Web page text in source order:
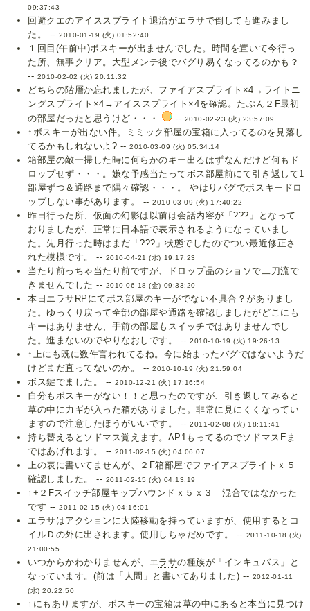
09:37:43
回避クエのアイススプライト退治がエ ラサで倒しても進みまし
た。 --2010-01-19 (火) 01:52:40
１回目(午前中)ボスキーが出ませんでした。時間を置いて今行っ
た所、無事クリア。大型メンテ後でバグり易くなってるのかも？
-- 2010-02-02 (火) 20:11:32
どちらの階層か忘れましたが、ファイアスプライト×4→ライトニ
ングスプライト×4→アイススプライト×4を確認。たぶん２F最初
の部屋だったと思うけど・・・
-- 2010-02-23 (火) 23:57:09
↑ボスキーが出ない件。ミミック部屋の宝箱に入ってるのを見落し
てるかもしれないよ? --2010-03-09 (火) 05:34:14
箱部屋の敵一掃した時に何らかのキー出るはずなんだけど何もド
ロップせず・・・。嫌な予感当たってボス部屋前にて引き返して1
部屋ずつ＆通路まで隅々確認・・・。 やはりバグでボスキードロ
ップしない事があります。 --2010-03-09 (火) 17:40:22
昨日行った所、仮面の幻影は以前は会話内容が「???」となって
おりましたが、正常に日本語で表示されるようになっていまし
た。先月行った時はまだ「???」状態でしたのでつい最近修正さ
れた模様です。 -- 2010-04-21 (水) 19:17:23
当たり前っちゃ当たり前ですが、ドロップ品のショソで二刀流で
きませんでした -- 2010-06-18 (金) 09:33:20
本日エ ラサ RPにてボス部屋のキーがでない不具合？がありまし
た。ゆっくり戻って全部の部屋や通路を確認しましたがどこにも
キーはありません、手前の部屋もスイッチではありませんでし
た。進まないのでやりなおしです。 --2010-10-19 (火) 19:26:13
↑上にも既に数件言われてるね。今に始まったバグではないようだ
けどまだ直ってないのか。 --2010-10-19 (火) 21:59:04
ボス鍵でました。 --2010-12-21 (火) 17:16:54
自分もボスキーがない！！と思ったのですが、引き返してみると
草の中に力ギが入った箱がありました。非常に見にくくなってい
ますので注意したほうがいいです。 --2011-02-08 (火) 18:11:41
持ち替えるとソドマス覚えます。AP1もってるのでソドマスEま
ではあげれます。 --2011-02-15 (火) 04:06:07
上の表に書いてませんが、２F箱部屋でファイアスプライトｘ５
確認しました。 -- 2011-02-15 (火) 04:13:19
↑+２Fスイッチ部屋キップハウンドｘ５ｘ３ 混合ではなかった
です --2011-02-15 (火) 04:16:01
エ ラサはアクションに大陸移動を持っていますが、使用するとコ
イルＤの外に出されます。使用しちゃだめです。 -- 2011-10-18 (火)
21:00:55
いつからかわかりませんが、エラサの種族が「インキュバス」と
なっています。(前は「人間」と書いてありました) -- 2012-01-11
(水) 20:22:50
↑にもありますが、ボスキーの宝箱は草の中にあると本当に見つけ